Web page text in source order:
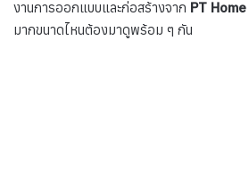
งานการออกแบบและก่อสร้างจาก PT Home
มากขนาดไหนต้องมาดูพร้อม ๆ กัน